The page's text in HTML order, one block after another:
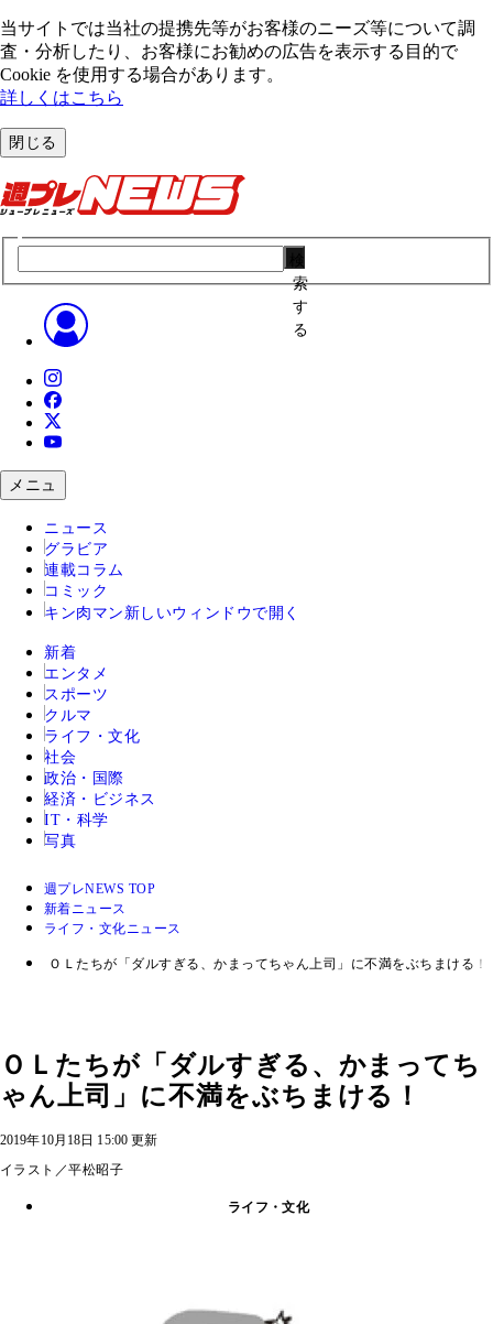
当サイトでは当社の提携先等がお客様のニーズ等について調
査・分析したり、お客様にお勧めの広告を表⽰する⽬的で
Cookie を使⽤する場合があります。
詳しくはこちら
閉じる
索
す
る
メニュ
ニュース
グラビア
連載コラム
コミック
キン肉マン 新しいウィンドウで開く
新着
エンタメ
スポーツ
クルマ
ライフ・文化
社会
政治・国際
経済・ビジネス
IT・科学
写真
週プレNEWS TOP
新着ニュース
ライフ・文化ニュース
ＯＬたちが「ダルすぎる、かまってちゃん上司」に不満をぶちまける！
ＯＬたちが「ダルすぎる、かまってち
ゃん上司」に不満をぶちまける！
2019年10月18日 15:00 更新
イラスト／平松昭子
ライフ・文化